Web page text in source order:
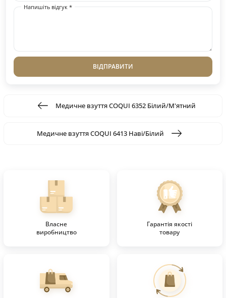
Напишіть відгук *
ВІДПРАВИТИ
Медичне взуття COQUI 6352 Білий/М'ятний
Медичне взуття COQUI 6413 Наві/Білий
Власне
виробництво
Гарантія якості
товару